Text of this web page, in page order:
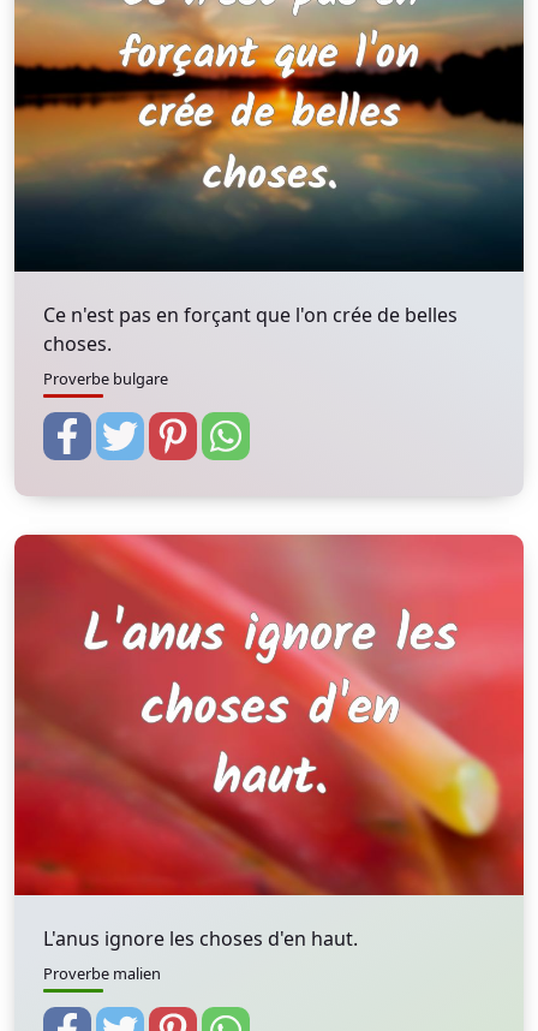
Ce n'est pas en forçant que l'on crée de belles
choses.
Proverbe bulgare
L'anus ignore les choses d'en haut.
Proverbe malien